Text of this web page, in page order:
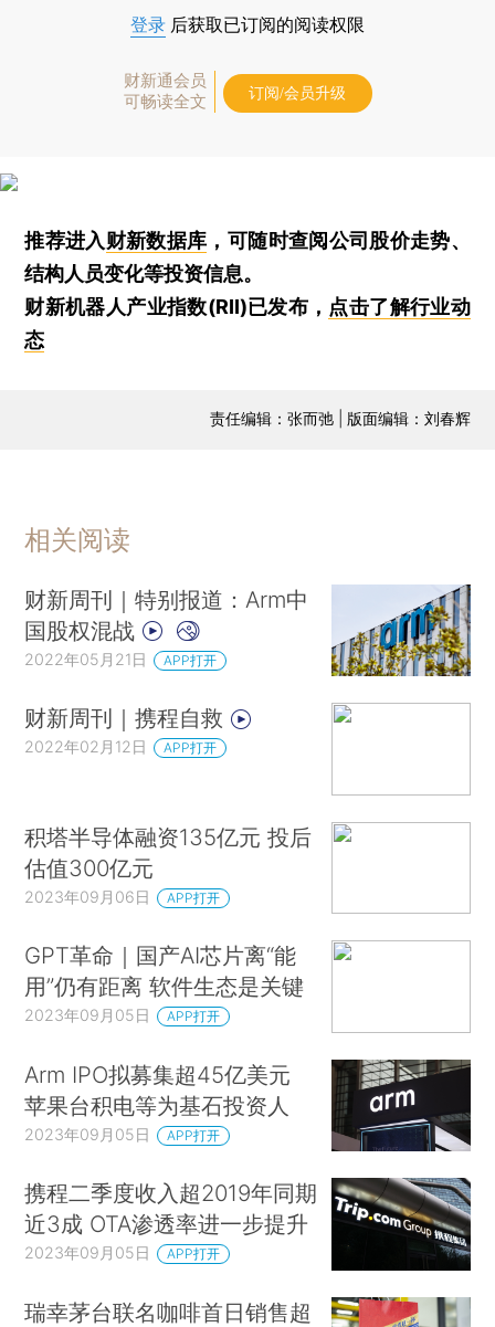
登录 后获取已订阅的阅读权限
财新通会员
可畅读全文
订阅/会员升级
推荐进入财新数据库 ，可随时查阅公司股价走势、
结构人员变化等投资信息。
财新机器人产业指数(RII)已发布， 点击了解行业动
态
责任编辑：张而弛 | 版面编辑：刘春辉
相关阅读
财新周刊｜特别报道：Arm中
国股权混战
2022年05月21日 APP打开
财新周刊｜携程自救
2022年02月12日 APP打开
积塔半导体融资135亿元 投后
估值300亿元
2023年09月06日 APP打开
GPT革命｜国产AI芯片离“能
用”仍有距离 软件生态是关键
2023年09月05日 APP打开
Arm IPO拟募集超45亿美元
苹果台积电等为基石投资人
2023年09月05日 APP打开
携程二季度收入超2019年同期
近3成 OTA渗透率进一步提升
2023年09月05日 APP打开
瑞幸茅台联名咖啡首日销售超